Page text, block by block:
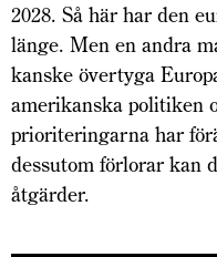
2028. Så här har den
länge. Men en andra
kanske övertyga
amerikanska politiken
prioriteringarna har
dessutom förlorar kan
åtgärder.